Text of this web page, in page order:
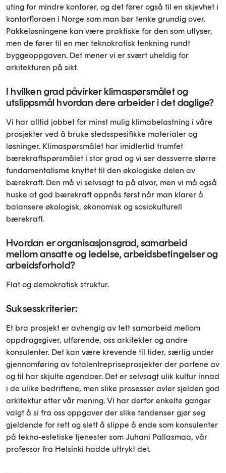
uting for mindre kontorer, og det fører også til en skjevhet i
kontorfloraen i Norge som man bør tenke grundig over.
Pakkeløsningene kan være praktiske for den som utlyser,
men de fører til en mer teknokratisk tenkning rundt
byggeoppgaven. Det mener vi er svært uheldig for
arkitekturen på sikt.
I hvilken grad påvirker klimaspørsmålet og
utslippsmål hvordan dere arbeider i det daglige?
Vi har alltid jobbet for minst mulig klimabelastning i våre
prosjekter ved å bruke stedsspesifikke materialer og
løsninger. Klimaspørsmålet har imidlertid trumfet
bærekraftspørsmålet i stor grad og vi ser dessverre større
fundamentalisme knyttet til den økologiske delen av
bærekraft. Den må vi selvsagt ta på alvor, men vi må også
huske at god bærekraft oppnås først når man klarer å
balansere økologisk, økonomisk og sosiokulturell
bærekraft.
Hvordan er organisasjonsgrad, samarbeid
mellom ansatte og ledelse, arbeidsbetingelser og
arbeidsforhold?
Flat og demokratisk struktur.
Suksesskriterier:
Et bra prosjekt er avhengig av tett samarbeid mellom
oppdragsgiver, utførende, oss arkitekter og andre
konsulenter. Det kan være krevende til tider, særlig under
gjennomføring av totalentrepriseprosjekter der partene av
og til har skjulte agendaer. Det er selvsagt ulik kultur innad
i de ulike bedriftene, men slike prosesser avler sjelden god
arkitektur etter vår mening. Vi har derfor enkelte ganger
valgt å si fra oss oppgaver der slike tendenser gjør seg
gjeldende for rett og slett å slippe å ende som konsulenter
på tekno-estetiske tjenester som Juhani Pallasmaa, vår
professor fra Helsinki hadde uttrykt det.